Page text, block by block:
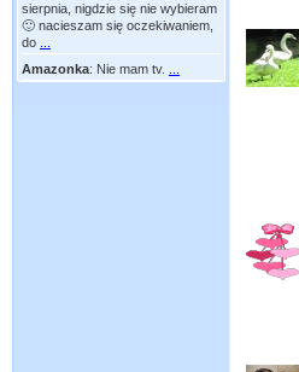
sierpnia, nigdzie się nie wybieram
🙂 nacieszam się oczekiwaniem,
do
Amazonka: Nie mam tv.